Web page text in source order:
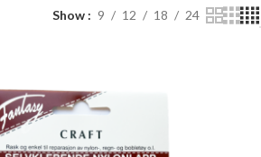
Show 9 12 18 24